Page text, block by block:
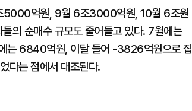
5000억원, 9월 6조3000억원, 10월 6조원
의 순매수 규모도 줄어들고 있다. 7월에는
6840억원, 이달 들어 -3826억원으로 집
다는 점에서 대조된다.